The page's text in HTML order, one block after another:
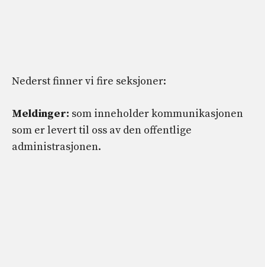
Nederst finner vi fire seksjoner:
Meldinger: som inneholder kommunikasjonen
som er levert til oss av den offentlige
administrasjonen.